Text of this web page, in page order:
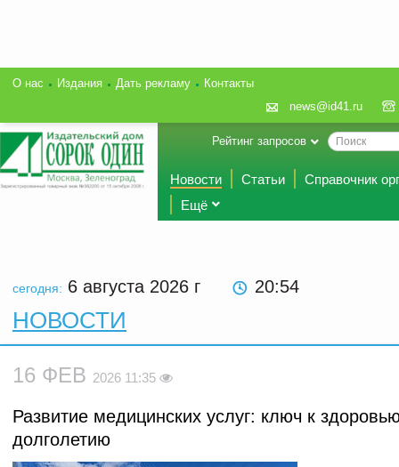
О нас Издания Дать рекламу
Контакты
news@id41.ru
Рейтинг запросов
Новости Статьи
Справочник
Ещё
сегодня: 6 августа 2026 г 20:54
НОВОСТИ
16 ФЕВ 2026 11:35
Развитие медицинских услуг: ключ к
долголетию